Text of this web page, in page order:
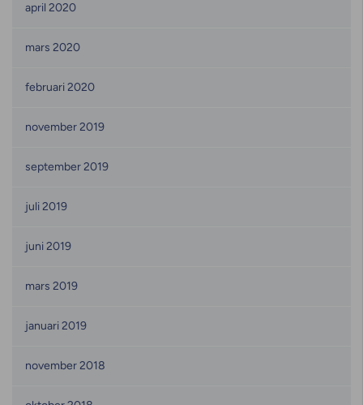
april 2020
mars 2020
februari 2020
november 2019
september 2019
juli 2019
juni 2019
mars 2019
januari 2019
november 2018